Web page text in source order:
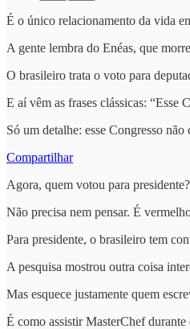
É o único relacionamento da vida
A gente lembra do Enéas, que
O brasileiro trata o voto para
E aí vêm as frases clássicas: “Esse
Só um detalhe: esse Congresso
Compartilhar
Agora, quem votou para
Não precisa nem pensar. É
Para presidente, o brasileiro tem
A pesquisa mostrou outra coisa
Mas esquece justamente quem
É como assistir MasterChef